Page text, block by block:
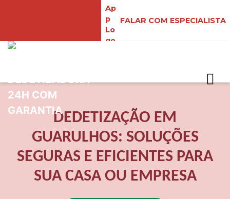
FALAR COM ESPECIALISTA
DEDETIZAÇÃO EM
GUARULHOS: SOLUÇÕES
SEGURAS E EFICIENTES PARA
SUA CASA OU EMPRESA